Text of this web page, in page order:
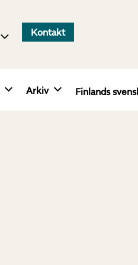
Kontakt
Arkiv Finlands